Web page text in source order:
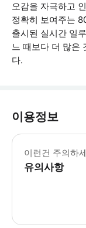
오감을 자극하고
정확히 보여주는
출시된 실시간 일
느 때보다 더 많은
다.
이용정보
이런건 주의하
유의사항